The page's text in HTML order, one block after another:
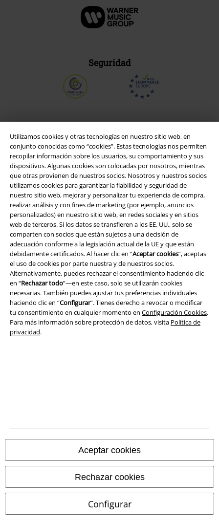
Utilizamos cookies y otras tecnologías en nuestro sitio web, en
conjunto conocidas como “cookies”. Estas tecnologías nos permiten
recopilar información sobre los usuarios, su comportamiento y sus
dispositivos. Algunas cookies son colocadas por nosotros, mientras
que otras provienen de nuestros socios. Nosotros y nuestros socios
utilizamos cookies para garantizar la fiabilidad y seguridad de
nuestro sitio web, mejorar y personalizar tu experiencia de compra,
realizar análisis y con fines de marketing (por ejemplo, anuncios
personalizados) en nuestro sitio web, en redes sociales y en sitios
web de terceros. Si los datos se transfieren a los EE. UU., solo se
comparten con socios que están sujetos a una decisión de
adecuación conforme a la legislación actual de la UE y que están
debidamente certificados. Al hacer clic en “Aceptar cookies”, aceptas
el uso de cookies por parte nuestra y de nuestros socios.
Alternativamente, puedes rechazar el consentimiento haciendo clic
en “Rechazar todo”—en este caso, solo se utilizarán cookies
necesarias. También puedes ajustar tus preferencias individuales
haciendo clic en “Configurar”. Tienes derecho a revocar o modificar
tu consentimiento en cualquier momento en Configuración Cookies.
Para más información sobre protección de datos, visita Política de
privacidad.
Aceptar cookies
Rechazar cookies
Configurar
Seguridad
Legal
Términos y Condiciones
Aviso Legal
Ley protección de datos
Eliminación de residuos y protección del medioambiente
Declaración de Conformidad
Información sobre accesibilidad
Tiendas EMP online
EMP International